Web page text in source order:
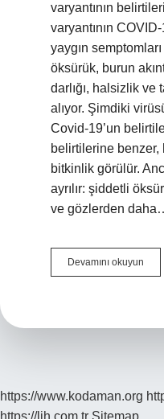
varyantının
varyantının
yaygın
öksürük, burun
darlığı, halsizlik ve
alıyor. Şimdiki
Covid-19’un
belirtilerine
bitkinlik görülür.
ayrılır: şiddetli
ve gözlerden
Devamını okuyun
Olup
https://www.kodaman.org
https://lih.com.tr Sitemap